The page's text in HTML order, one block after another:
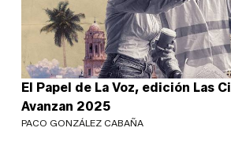
El Papel de La Voz, edición Las
Avanzan 2025
PACO GONZÁLEZ CABAÑA